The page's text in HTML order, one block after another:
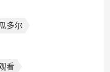
多尔
看